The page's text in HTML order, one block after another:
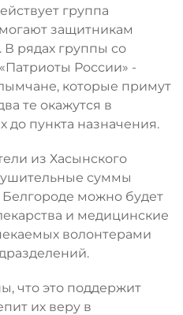
группа
защитникам
рядах группы со
России» -
которые примут
те окажутся в
до пункта назначения.
из Хасынского
суммы
Белгороде можно будет
и медицинские
волонтерами
что это поддержит
их веру в